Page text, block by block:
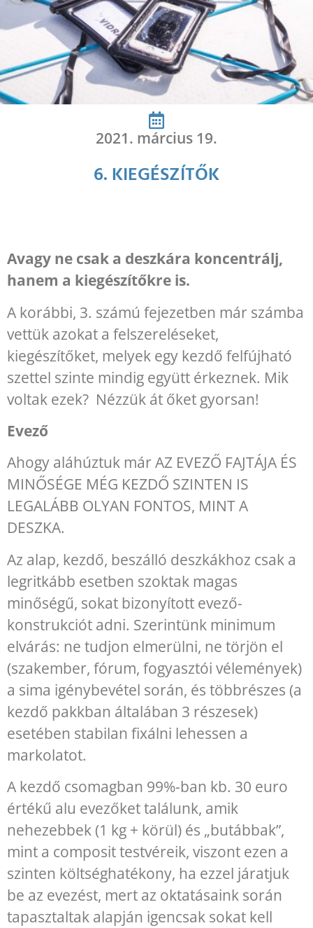
2021. március 19.
6. KIEGÉSZÍTŐK
Avagy ne csak a deszkára koncentrálj,
hanem a kiegészítőkre is.
A korábbi, 3. számú fejezetben már számba
vettük azokat a felszereléseket,
kiegészítőket, melyek egy kezdő felfújható
szettel szinte mindig együtt érkeznek. Mik
voltak ezek? Nézzük át őket gyorsan!
Evező
Ahogy aláhúztuk már AZ EVEZŐ FAJTÁJA ÉS
MINŐSÉGE MÉG KEZDŐ SZINTEN IS
LEGALÁBB OLYAN FONTOS, MINT A
DESZKA.
Az alap, kezdő, beszálló deszkákhoz csak a
legritkább esetben szoktak magas
minőségű, sokat bizonyított evező-
konstrukciót adni. Szerintünk minimum
elvárás: ne tudjon elmerülni, ne törjön el
(szakember, fórum, fogyasztói vélemények)
a sima igénybevétel során, és többrészes (a
kezdő pakkban általában 3 részesek)
esetében stabilan fixálni lehessen a
markolatot.
A kezdő csomagban 99%-ban kb. 30 euro
értékű alu evezőket találunk, amik
nehezebbek (1 kg + körül) és „butábbak”,
mint a composit testvéreik, viszont ezen a
szinten költséghatékony, ha ezzel járatjuk
be az evezést, mert az oktatásaink során
tapasztaltak alapján igencsak sokat kell